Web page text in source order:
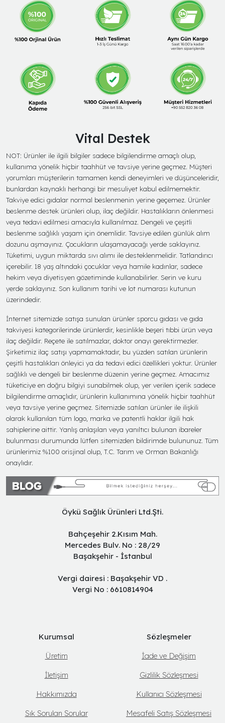
Vital Destek
NOT: Ürünler ile ilgili bilgiler sadece bilgilendirme amaçlı olup,
kullanıma yönelik hiçbir taahhüt ve tavsiye yerine geçmez. Müşteri
yorumları müşterilerin tamamen kendi deneyimleri ve düşünceleridir,
bunlardan kaynaklı herhangi bir mesuliyet kabul edilmemektir.
Takviye edici gıdalar normal beslenmenin yerine geçemez. Ürünler
beslenme destek ürünleri olup, ilaç değildir. Hastalıkların önlenmesi
veya tedavi edilmesi amacıyla kullanılmaz. Dengeli ve çeşitli
beslenme sağlıklı yaşam için önemlidir. Tavsiye edilen günlük alım
dozunu aşmayınız. Çocukların ulaşamayacağı yerde saklayınız.
Tüketimi, uygun miktarda sıvı alımı ile desteklenmelidir. Tatlandırıcı
içerebilir. 18 yaş altındaki çocuklar veya hamile kadınlar, sadece
hekim veya diyetisyen gözetiminde kullanabilirler. Serin ve kuru
yerde saklayınız. Son kullanım tarihi ve lot numarası kutunun
üzerindedir.
İnternet sitemizde satışa sunulan ürünler sporcu gıdası ve gıda
takviyesi kategorilerinde ürünlerdir, kesinlikle beşeri tıbbi ürün veya
ilaç değildir. Reçete ile satılmazlar, doktor onayı gerektirmezler.
Şirketimiz ilaç satışı yapmamaktadır, bu yüzden satılan ürünlerin
çeşitli hastalıkları önleyici ya da tedavi edici özellikleri yoktur. Ürünler
sağlıklı ve dengeli bir beslenme düzenin yerine geçmez. Amacımız
tüketiciye en doğru bilgiyi sunabilmek olup, yer verilen içerik sadece
bilgilendirme amaçlıdır, ürünlerin kullanımına yönelik hiçbir taahhüt
veya tavsiye yerine geçmez. Sitemizde satılan ürünler ile ilişkili
olarak kullanılan tüm logo, marka ve patentli haklar ilgili hak
sahiplerine aittir. Yanlış anlaşılan veya yanıltıcı bulunan ibareler
bulunması durumunda lütfen sitemizden bildirimde bulununuz. Tüm
ürünlerimiz %100 orisjinal olup, T.C. Tarım ve Orman Bakanlığı
onaylıdır.
Öykü Sağlık Ürünleri Ltd.Şti.
Bahçeşehir 2.Kısım Mah.
Mercedes Bulv. No : 28/29
Başakşehir - İstanbul
Vergi dairesi : Başakşehir VD .
Vergi No : 6610814904
Kurumsal
Üretim
İletişim
Hakkımızda
Sık Sorulan Sorular
Sözleşmeler
İade ve Değişim
Gizlilik Sözleşmesi
Kullanıcı Sözleşmesi
Mesafeli Satış Sözleşmesi